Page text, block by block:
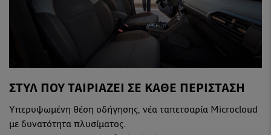
ΣΤΥΛ ΠΟΥ ΤΑΙΡΙΑΖΕΙ ΣΕ ΚΑΘΕ ΠΕΡΙΣΤΑΣΗ
Υπερυψωμένη θέση οδήγησης, νέα ταπετσαρία Microcloud
με δυνατότητα πλυσίματος.